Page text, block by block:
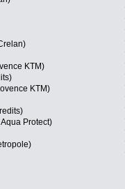
KTM)
KTM)
Protect)